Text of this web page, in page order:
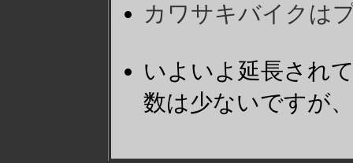
カワサキバイクは
いよいよ延長され
数は少ないですが